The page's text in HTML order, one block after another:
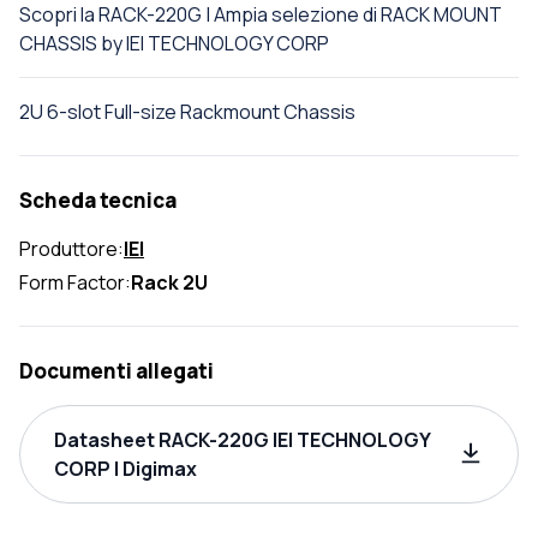
Scopri la RACK-220G | Ampia selezione di RACK MOUNT
CHASSIS by IEI TECHNOLOGY CORP
2U 6-slot Full-size Rackmount Chassis
Scheda tecnica
Produttore:IEI
Form Factor:Rack 2U
Documenti allegati
Datasheet RACK-220G IEI TECHNOLOGY
CORP | Digimax